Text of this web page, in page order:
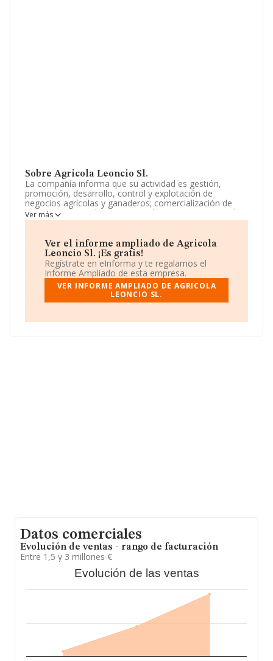
Sobre Agricola Leoncio Sl.
La compañía informa que su actividad es gestión,
promoción, desarrollo, control y explotación de
negocios agrícolas y ganaderos; comercialización de
maquinaria, remolques, aperos, herramientas, utensilios
y materias primas relacionados con la agricultura y la
agrícolas en general; instala. La empresa está registrada
como Sociedad Limitada. Clasifica su actividad CNAE
como 'Cultivo de frutos con hueso y pepitas', código
0124. La compañía no tiene actividad en mercados
exteriores.
La plantilla se ha mantenido igual y teniendo en cuenta
un número de empleados por encima de la media de
Ver más
Ver el informe ampliado de Agricola
Leoncio Sl. ¡Es gratis!
Regístrate en eInforma y te regalamos el
Informe Ampliado de esta empresa.
VER INFORME AMPLIADO DE AGRICOLA
LEONCIO SL.
Datos comerciales
Evolución de ventas - rango de facturación
Entre 1,5 y 3 millones €
Evolución de las ventas